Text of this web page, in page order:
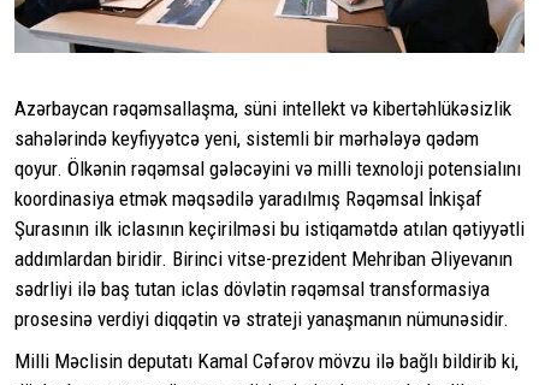
Azərbaycan rəqəmsallaşma, süni intellekt və kibertəhlükəsizlik
sahələrində keyfiyyətcə yeni, sistemli bir mərhələyə qədəm
qoyur. Ölkənin rəqəmsal gələcəyini və milli texnoloji potensialını
koordinasiya etmək məqsədilə yaradılmış Rəqəmsal İnkişaf
Şurasının ilk iclasının keçirilməsi bu istiqamətdə atılan qətiyyətli
addımlardan biridir. Birinci vitse-prezident Mehriban Əliyevanın
sədrliyi ilə baş tutan iclas dövlətin rəqəmsal transformasiya
prosesinə verdiyi diqqətin və strateji yanaşmanın nümunəsidir.
Milli Məclisin deputatı Kamal Cəfərov mövzu ilə bağlı bildirib ki,